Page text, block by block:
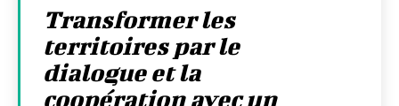
Transformer les
territoires par le
dialogue et la
coopération avec un